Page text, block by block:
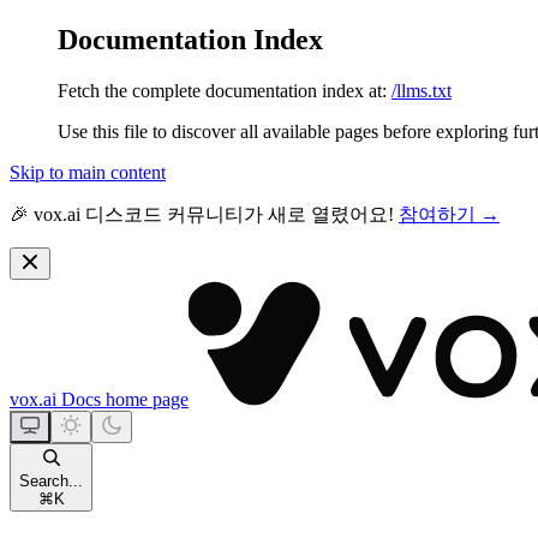
Documentation Index
Fetch the complete documentation index at: /llms.txt
Use this file to discover all available pages before exploring
Skip to main content
🎉 vox.ai 디스코드 커뮤니티가 새로 열렸어요! 참여하기 →
vox.ai Docs home page
Search...
⌘ K